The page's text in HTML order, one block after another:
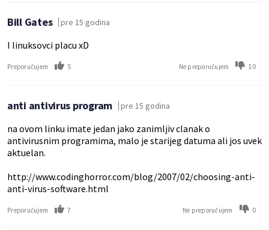
Bill Gates pre 15 godina
I linuksovci placu xD
Preporučujem 5 Ne preporučujem 10
anti antivirus program pre 15 godina
na ovom linku imate jedan jako zanimljiv clanak o
antivirusnim programima, malo je starijeg datuma ali jos uvek
aktuelan.
http://www.codinghorror.com/blog/2007/02/choosing-anti-
anti-virus-software.html
Preporučujem 7 Ne preporučujem 0